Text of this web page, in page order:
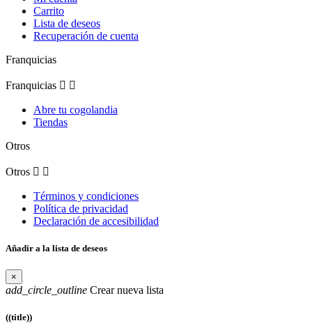
Carrito
Lista de deseos
Recuperación de cuenta
Franquicias
Franquicias  
Abre tu cogolandia
Tiendas
Otros
Otros  
Términos y condiciones
Política de privacidad
Declaración de accesibilidad
Añadir a la lista de deseos
×
add_circle_outline Crear nueva lista
((title))